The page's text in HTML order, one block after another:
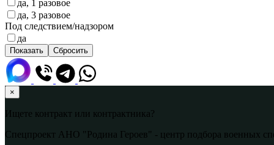
да, 1 разовое
да, 3 разовое
Под следствием/надзором
да
×
Ищете контракт или контрактника?
Спецпроект АНО "Родина Героев" - центр подбора военных